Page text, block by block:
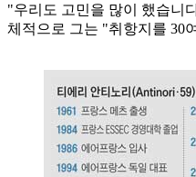
"우리도 고민을 많이 했습니
체적으로 그는 "취항지를 30